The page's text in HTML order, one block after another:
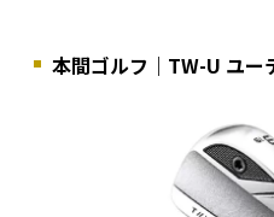
本間ゴルフ｜TW-U ユー